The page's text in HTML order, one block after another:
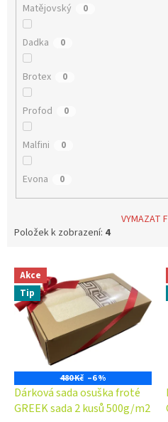
Matějovský 0
Dadka 0
Brotex 0
Profod 0
Malfini 0
Evona 0
VYMAZAT
Položek k zobrazení: 4
p
Akce
Tip
480 Kč –6 %
Dárková sada osuška froté
GREEK sada 2 kusů 500g/m2